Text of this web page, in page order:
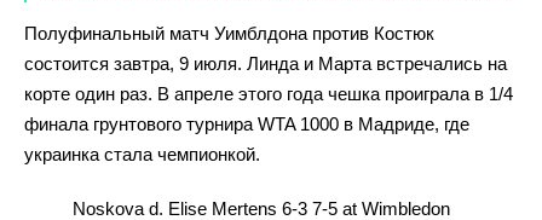
Полуфинальный матч Уимблдона против Костюк
состоится завтра, 9 июля. Линда и Марта встречались на
корте один раз. В апреле этого года чешка проиграла в 1/4
финала грунтового турнира WTA 1000 в Мадриде, где
украинка стала чемпионкой.
Noskova d. Elise Mertens 6-3 7-5 at Wimbledon